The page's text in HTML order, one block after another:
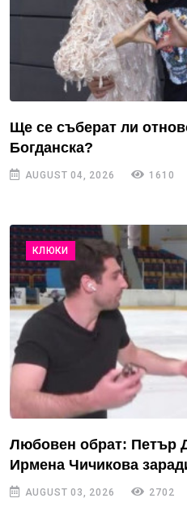
Ще се съберат ли
Богданска?
AUGUST 04, 2026 1610
КЛЮКИ
Любовен обрат: Петър
Ирмена Чичикова
AUGUST 03, 2026 2702